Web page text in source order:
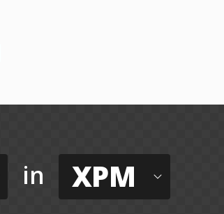
in XPM